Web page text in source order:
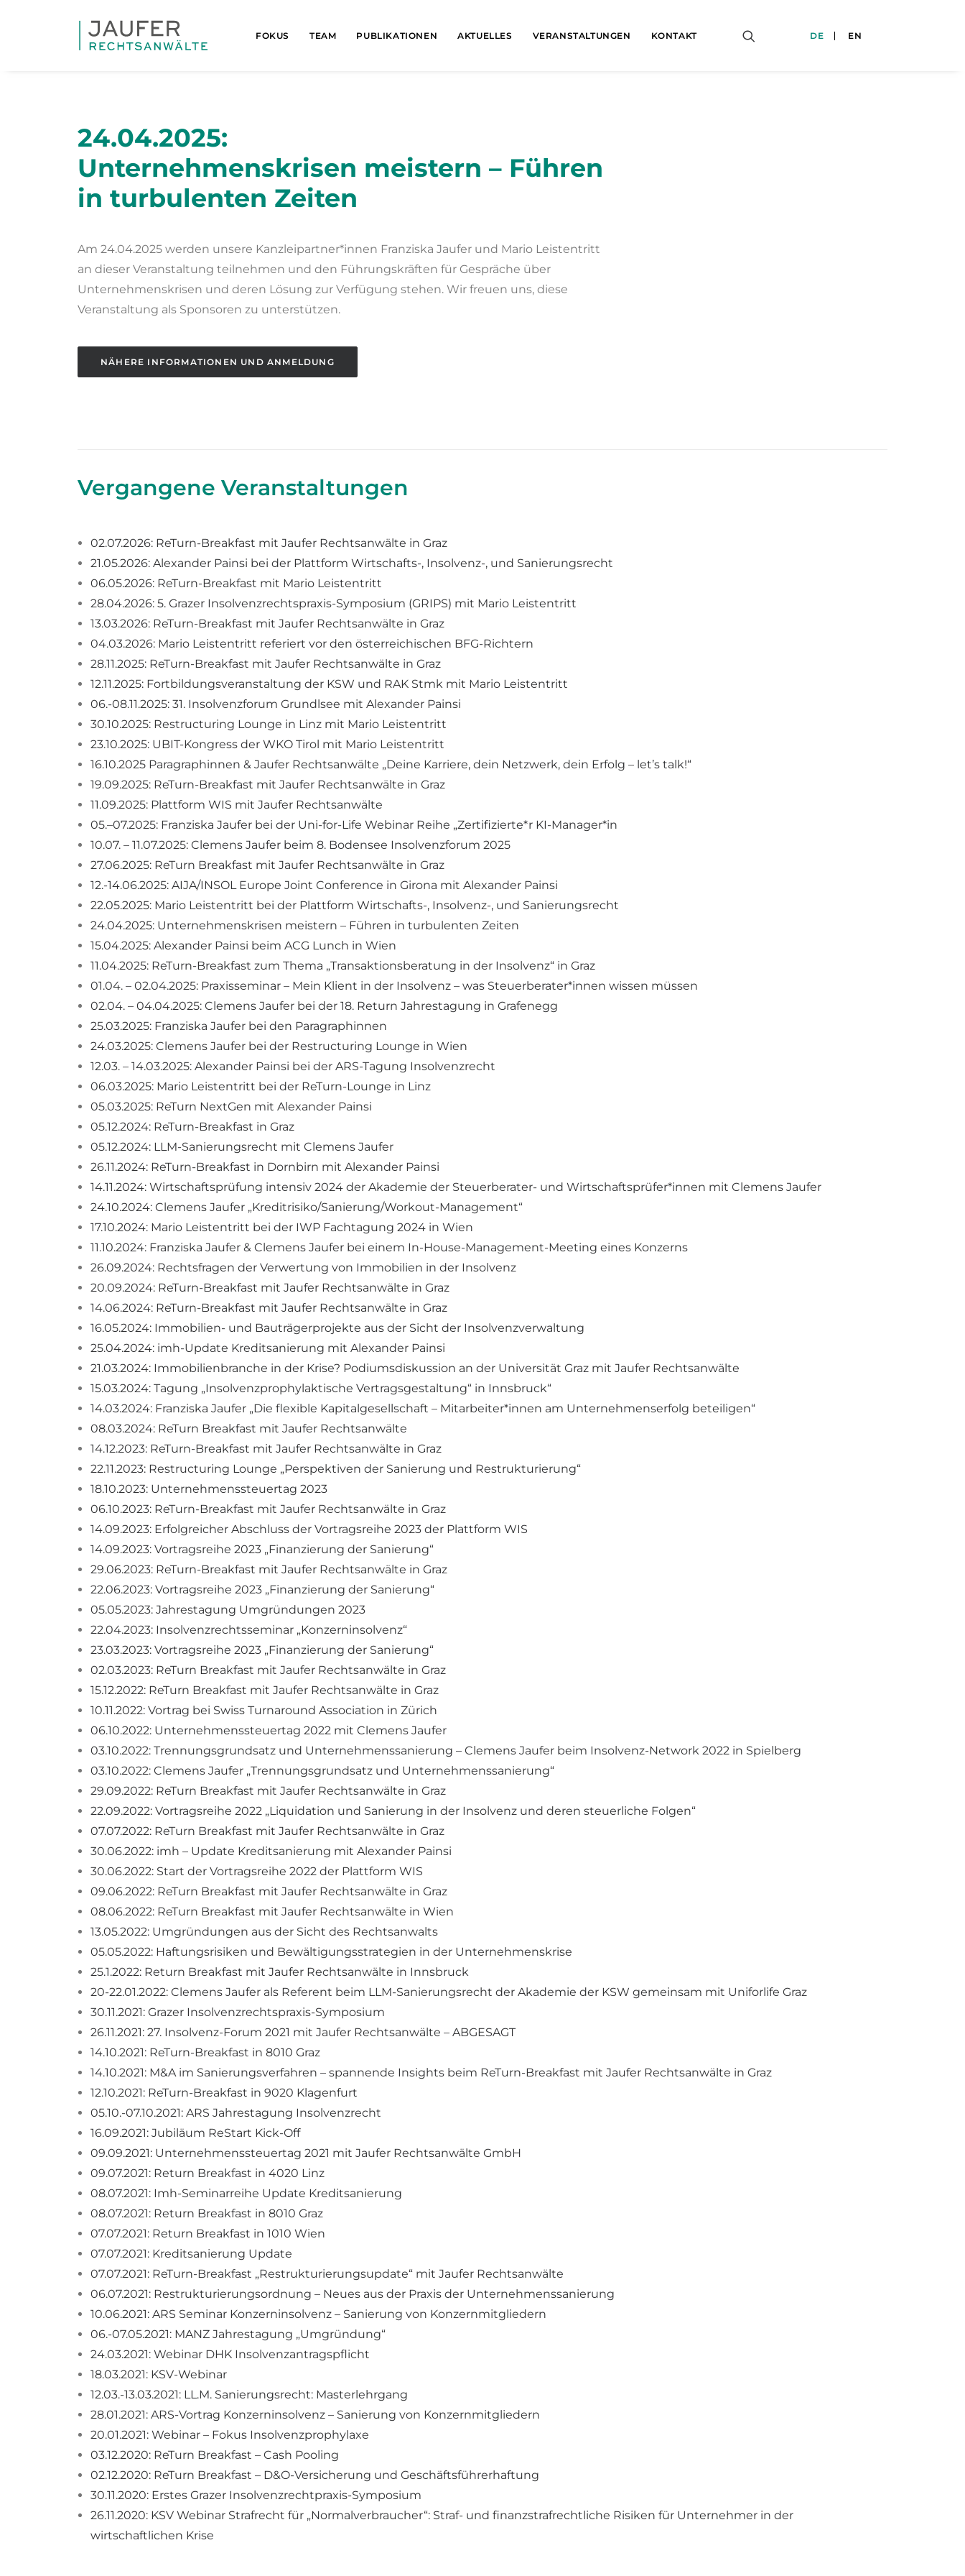
FOKUS TEAM PUBLIKATIONEN AKTUELLES VERANSTALTUNGEN KONTAKT DE EN
24.04.2025:
Unternehmenskrisen meistern – Führen
in turbulenten Zeiten
Am 24.04.2025 werden unsere Kanzleipartner*innen Franziska Jaufer und Mario Leistentritt
an dieser Veranstaltung teilnehmen und den Führungskräften für Gespräche über
Unternehmenskrisen und deren Lösung zur Verfügung stehen. Wir freuen uns, diese
Veranstaltung als Sponsoren zu unterstützen.
NÄHERE INFORMATIONEN UND ANMELDUNG
Vergangene Veranstaltungen
02.07.2026: ReTurn-Breakfast mit Jaufer Rechtsanwälte in Graz
21.05.2026: Alexander Painsi bei der Plattform Wirtschafts-, Insolvenz-, und Sanierungsrecht
06.05.2026: ReTurn-Breakfast mit Mario Leistentritt
28.04.2026: 5. Grazer Insolvenzrechtspraxis-Symposium (GRIPS) mit Mario Leistentritt
13.03.2026: ReTurn-Breakfast mit Jaufer Rechtsanwälte in Graz
04.03.2026: Mario Leistentritt referiert vor den österreichischen BFG-Richtern
28.11.2025: ReTurn-Breakfast mit Jaufer Rechtsanwälte in Graz
12.11.2025: Fortbildungsveranstaltung der KSW und RAK Stmk mit Mario Leistentritt
06.-08.11.2025: 31. Insolvenzforum Grundlsee mit Alexander Painsi
30.10.2025: Restructuring Lounge in Linz mit Mario Leistentritt
23.10.2025: UBIT-Kongress der WKO Tirol mit Mario Leistentritt
16.10.2025 Paragraphinnen & Jaufer Rechtsanwälte „Deine Karriere, dein Netzwerk, dein Erfolg – let’s talk!“
19.09.2025: ReTurn-Breakfast mit Jaufer Rechtsanwälte in Graz
11.09.2025: Plattform WIS mit Jaufer Rechtsanwälte
05.–07.2025: Franziska Jaufer bei der Uni-for-Life Webinar Reihe „Zertifizierte*r KI-Manager*in
10.07. – 11.07.2025: Clemens Jaufer beim 8. Bodensee Insolvenzforum 2025
27.06.2025: ReTurn Breakfast mit Jaufer Rechtsanwälte in Graz
12.-14.06.2025: AIJA/INSOL Europe Joint Conference in Girona mit Alexander Painsi
22.05.2025: Mario Leistentritt bei der Plattform Wirtschafts-, Insolvenz-, und Sanierungsrecht
24.04.2025: Unternehmenskrisen meistern – Führen in turbulenten Zeiten
15.04.2025: Alexander Painsi beim ACG Lunch in Wien
11.04.2025: ReTurn-Breakfast zum Thema „Transaktionsberatung in der Insolvenz“ in Graz
01.04. – 02.04.2025: Praxisseminar – Mein Klient in der Insolvenz – was Steuerberater*innen wissen müssen
02.04. – 04.04.2025: Clemens Jaufer bei der 18. Return Jahrestagung in Grafenegg
25.03.2025: Franziska Jaufer bei den Paragraphinnen
24.03.2025: Clemens Jaufer bei der Restructuring Lounge in Wien
12.03. – 14.03.2025: Alexander Painsi bei der ARS-Tagung Insolvenzrecht
06.03.2025: Mario Leistentritt bei der ReTurn-Lounge in Linz
05.03.2025: ReTurn NextGen mit Alexander Painsi
05.12.2024: ReTurn-Breakfast in Graz
05.12.2024: LLM-Sanierungsrecht mit Clemens Jaufer
26.11.2024: ReTurn-Breakfast in Dornbirn mit Alexander Painsi
14.11.2024: Wirtschaftsprüfung intensiv 2024 der Akademie der Steuerberater- und Wirtschaftsprüfer*innen mit Clemens Jaufer
24.10.2024: Clemens Jaufer „Kreditrisiko/Sanierung/Workout-Management“
17.10.2024: Mario Leistentritt bei der IWP Fachtagung 2024 in Wien
11.10.2024: Franziska Jaufer & Clemens Jaufer bei einem In-House-Management-Meeting eines Konzerns
26.09.2024: Rechtsfragen der Verwertung von Immobilien in der Insolvenz
20.09.2024: ReTurn-Breakfast mit Jaufer Rechtsanwälte in Graz
14.06.2024: ReTurn-Breakfast mit Jaufer Rechtsanwälte in Graz
16.05.2024: Immobilien- und Bauträgerprojekte aus der Sicht der Insolvenzverwaltung
25.04.2024: imh-Update Kreditsanierung mit Alexander Painsi
21.03.2024: Immobilienbranche in der Krise? Podiumsdiskussion an der Universität Graz mit Jaufer Rechtsanwälte
15.03.2024: Tagung „Insolvenzprophylaktische Vertragsgestaltung“ in Innsbruck“
14.03.2024: Franziska Jaufer „Die flexible Kapitalgesellschaft – Mitarbeiter*innen am Unternehmenserfolg beteiligen“
08.03.2024: ReTurn Breakfast mit Jaufer Rechtsanwälte
14.12.2023: ReTurn-Breakfast mit Jaufer Rechtsanwälte in Graz
22.11.2023: Restructuring Lounge „Perspektiven der Sanierung und Restrukturierung“
18.10.2023: Unternehmenssteuertag 2023
06.10.2023: ReTurn-Breakfast mit Jaufer Rechtsanwälte in Graz
14.09.2023: Erfolgreicher Abschluss der Vortragsreihe 2023 der Plattform WIS
14.09.2023: Vortragsreihe 2023 „Finanzierung der Sanierung“
29.06.2023: ReTurn-Breakfast mit Jaufer Rechtsanwälte in Graz
22.06.2023: Vortragsreihe 2023 „Finanzierung der Sanierung“
05.05.2023: Jahrestagung Umgründungen 2023
22.04.2023: Insolvenzrechtsseminar „Konzerninsolvenz“
23.03.2023: Vortragsreihe 2023 „Finanzierung der Sanierung“
02.03.2023: ReTurn Breakfast mit Jaufer Rechtsanwälte in Graz
15.12.2022: ReTurn Breakfast mit Jaufer Rechtsanwälte in Graz
10.11.2022: Vortrag bei Swiss Turnaround Association in Zürich
06.10.2022: Unternehmenssteuertag 2022 mit Clemens Jaufer
03.10.2022: Trennungsgrundsatz und Unternehmenssanierung – Clemens Jaufer beim Insolvenz-Network 2022 in Spielberg
03.10.2022: Clemens Jaufer „Trennungsgrundsatz und Unternehmenssanierung“
29.09.2022: ReTurn Breakfast mit Jaufer Rechtsanwälte in Graz
22.09.2022: Vortragsreihe 2022 „Liquidation und Sanierung in der Insolvenz und deren steuerliche Folgen“
07.07.2022: ReTurn Breakfast mit Jaufer Rechtsanwälte in Graz
30.06.2022: imh – Update Kreditsanierung mit Alexander Painsi
30.06.2022: Start der Vortragsreihe 2022 der Plattform WIS
09.06.2022: ReTurn Breakfast mit Jaufer Rechtsanwälte in Graz
08.06.2022: ReTurn Breakfast mit Jaufer Rechtsanwälte in Wien
13.05.2022: Umgründungen aus der Sicht des Rechtsanwalts
05.05.2022: Haftungsrisiken und Bewältigungsstrategien in der Unternehmenskrise
25.1.2022: Return Breakfast mit Jaufer Rechtsanwälte in Innsbruck
20-22.01.2022: Clemens Jaufer als Referent beim LLM-Sanierungsrecht der Akademie der KSW gemeinsam mit Uniforlife Graz
30.11.2021: Grazer Insolvenzrechtspraxis-Symposium
26.11.2021: 27. Insolvenz-Forum 2021 mit Jaufer Rechtsanwälte – ABGESAGT
14.10.2021: ReTurn-Breakfast in 8010 Graz
14.10.2021: M&A im Sanierungsverfahren – spannende Insights beim ReTurn-Breakfast mit Jaufer Rechtsanwälte in Graz
12.10.2021: ReTurn-Breakfast in 9020 Klagenfurt
05.10.-07.10.2021: ARS Jahrestagung Insolvenzrecht
16.09.2021: Jubiläum ReStart Kick-Off
09.09.2021: Unternehmenssteuertag 2021 mit Jaufer Rechtsanwälte GmbH
09.07.2021: Return Breakfast in 4020 Linz
08.07.2021: Imh-Seminarreihe Update Kreditsanierung
08.07.2021: Return Breakfast in 8010 Graz
07.07.2021: Return Breakfast in 1010 Wien
07.07.2021: Kreditsanierung Update
07.07.2021: ReTurn-Breakfast „Restrukturierungsupdate“ mit Jaufer Rechtsanwälte
06.07.2021: Restrukturierungsordnung – Neues aus der Praxis der Unternehmenssanierung
10.06.2021: ARS Seminar Konzerninsolvenz – Sanierung von Konzernmitgliedern
06.-07.05.2021: MANZ Jahrestagung „Umgründung“
24.03.2021: Webinar DHK Insolvenzantragspflicht
18.03.2021: KSV-Webinar
12.03.-13.03.2021: LL.M. Sanierungsrecht: Masterlehrgang
28.01.2021: ARS-Vortrag Konzerninsolvenz – Sanierung von Konzernmitgliedern
20.01.2021: Webinar – Fokus Insolvenzprophylaxe
03.12.2020: ReTurn Breakfast – Cash Pooling
02.12.2020: ReTurn Breakfast – D&O-Versicherung und Geschäftsführerhaftung
30.11.2020: Erstes Grazer Insolvenzrechtpraxis-Symposium
26.11.2020: KSV Webinar Strafrecht für „Normalverbraucher“: Straf- und finanzstrafrechtliche Risiken für Unternehmer in der
wirtschaftlichen Krise